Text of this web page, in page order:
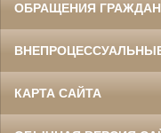
ОБРАЩЕНИЯ ГРАЖДАН
КАРТА САЙТА